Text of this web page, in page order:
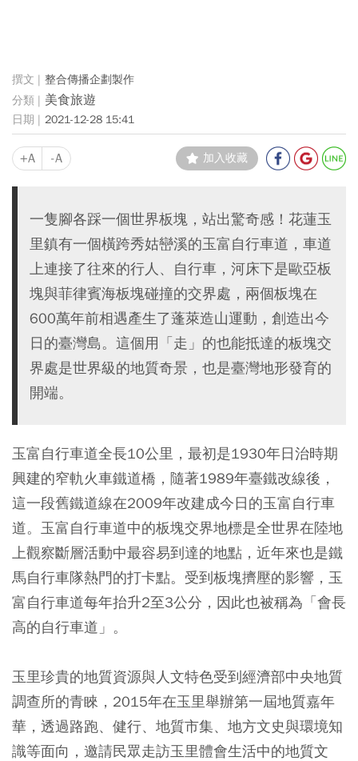
整合傳播企劃製作
美食旅遊
2021-12-28 15:41
+A -A 加入收藏
一隻腳各踩一個世界板塊，站出驚奇感！花蓮玉
里鎮有一個橫跨秀姑巒溪的玉富自行車道，車道
上連接了往來的行人、自行車，河床下是歐亞板
塊與菲律賓海板塊碰撞的交界處，兩個板塊在
600萬年前相遇產生了蓬萊造山運動，創造出今
日的臺灣島。這個用「走」的也能抵達的板塊交
界處是世界級的地質奇景，也是臺灣地形發育的
開端。
玉富自行車道全長10公里，最初是1930年日治時期
興建的窄軌火車鐵道橋，隨著1989年臺鐵改線後，
這一段舊鐵道線在2009年改建成今日的玉富自行車
道。玉富自行車道中的板塊交界地標是全世界在陸地
上觀察斷層活動中最容易到達的地點，近年來也是鐵
馬自行車隊熱門的打卡點。受到板塊擠壓的影響，玉
富自行車道每年抬升2至3公分，因此也被稱為「會長
高的自行車道」。
玉里珍貴的地質資源與人文特色受到經濟部中央地質
調查所的青睞，2015年在玉里舉辦第一屆地質嘉年
華，透過路跑、健行、地質市集、地方文史與環境知
識等面向，邀請民眾走訪玉里體會生活中的地質文